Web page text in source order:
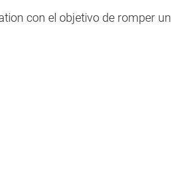
con el objetivo de romper un